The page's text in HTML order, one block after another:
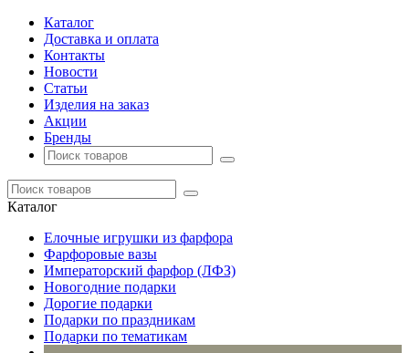
Каталог
Доставка и оплата
Контакты
Новости
Статьи
Изделия на заказ
Акции
Бренды
Каталог
Елочные игрушки из фарфора
Фарфоровые вазы
Императорский фарфор (ЛФЗ)
Новогодние подарки
Дорогие подарки
Подарки по праздникам
Подарки по тематикам